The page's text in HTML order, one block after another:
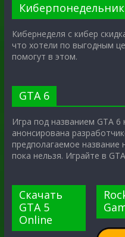
Киберпонедельник
Кибернеделя с кибер
что хотели по выгодным
помогут в этом.
GTA 6
Игра под названием GTA
анонсирована
предполагаемое название
пока нельзя. Играйте в
Скачать
GTA 5
Online